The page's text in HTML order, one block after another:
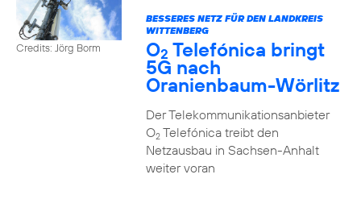
Credits: Jörg Borm
BESSERES NETZ FÜR DEN LANDKREIS
WITTENBERG
O2 Telefónica bringt
5G nach
Oranienbaum-Wörlitz
Der Telekommunikationsanbieter
O2Telefónica treibt den
Netzausbau in Sachsen-Anhalt
weiter voran